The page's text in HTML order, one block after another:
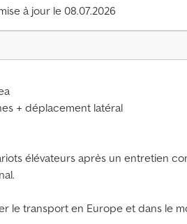
à jour le 08.07.2026
+ déplacement latéral
élévateurs après un entretien
le transport en Europe et dans le